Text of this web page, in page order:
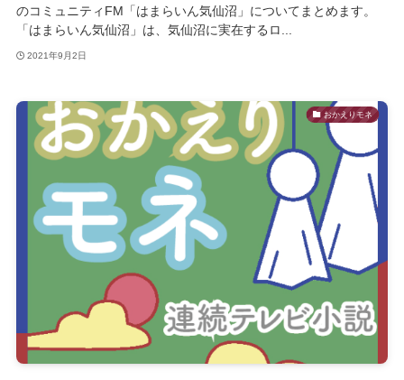
のコミュニティFM「はまらいん気仙沼」についてまとめます。
「はまらいん気仙沼」は、気仙沼に実在するロ...
2021年9月2日
おかえりモネ